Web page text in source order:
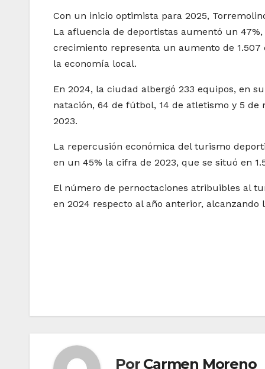
Con un inicio optimista para 2025,
La afluencia de deportistas aumentó un
crecimiento representa un aumento de
la economía local.
En 2024, la ciudad albergó 233 equipos, en
natación, 64 de fútbol, 14 de atletismo y 5
2023.
La repercusión económica del turismo
en un 45% la cifra de 2023, que se situó en
El número de pernoctaciones atribuibles al
en 2024 respecto al año anterior, alcanzando
entradas
Por Carmen Moreno